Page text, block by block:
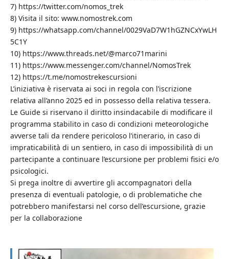
7) https://twitter.com/nomos_trek
8) Visita il sito: www.nomostrek.com
9) https://whatsapp.com/channel/0029VaD7W1hGZNCxYwLH
5C1Y
10) https://www.threads.net/@marco71marini
11) https://www.messenger.com/channel/NomosTrek
12) https://t.me/nomostrekescursioni
L’iniziativa è riservata ai soci in regola con l’iscrizione
relativa all’anno 2025 ed in possesso della relativa tessera.
Le Guide si riservano il diritto insindacabile di modificare il
programma stabilito in caso di condizioni meteorologiche
avverse tali da rendere pericoloso l’itinerario, in caso di
impraticabilità di un sentiero, in caso di impossibilità di un
partecipante a continuare l’escursione per problemi fisici e/o
psicologici.
Si prega inoltre di avvertire gli accompagnatori della
presenza di eventuali patologie, o di problematiche che
potrebbero manifestarsi nel corso dell’escursione, grazie
per la collaborazione